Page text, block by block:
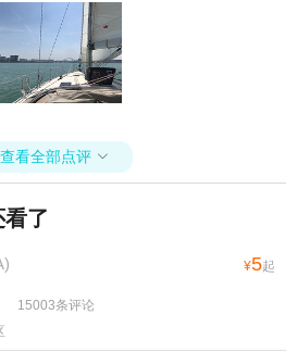
查看全部点评 
了
¥5起
15003条评论